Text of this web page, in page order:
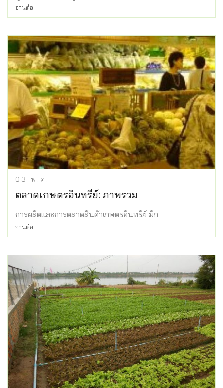
อ่านต่อ
03 พ.ค.
ตลาดเกษตรอินทรีย์: ภาพรวม
การผลิตและการตลาดสินค้าเกษตรอินทรีย์ มีก
อ่านต่อ